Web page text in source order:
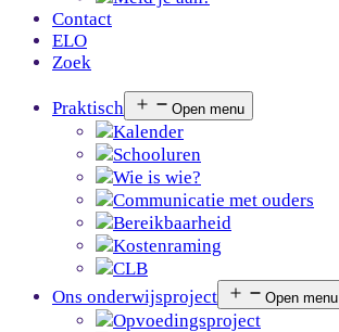
Contact
ELO
Zoek
Praktisch Open menu
Kalender
Schooluren
Wie is wie?
Communicatie met ouders
Bereikbaarheid
Kostenraming
CLB
Ons onderwijsproject
Open menu
Opvoedingsproject